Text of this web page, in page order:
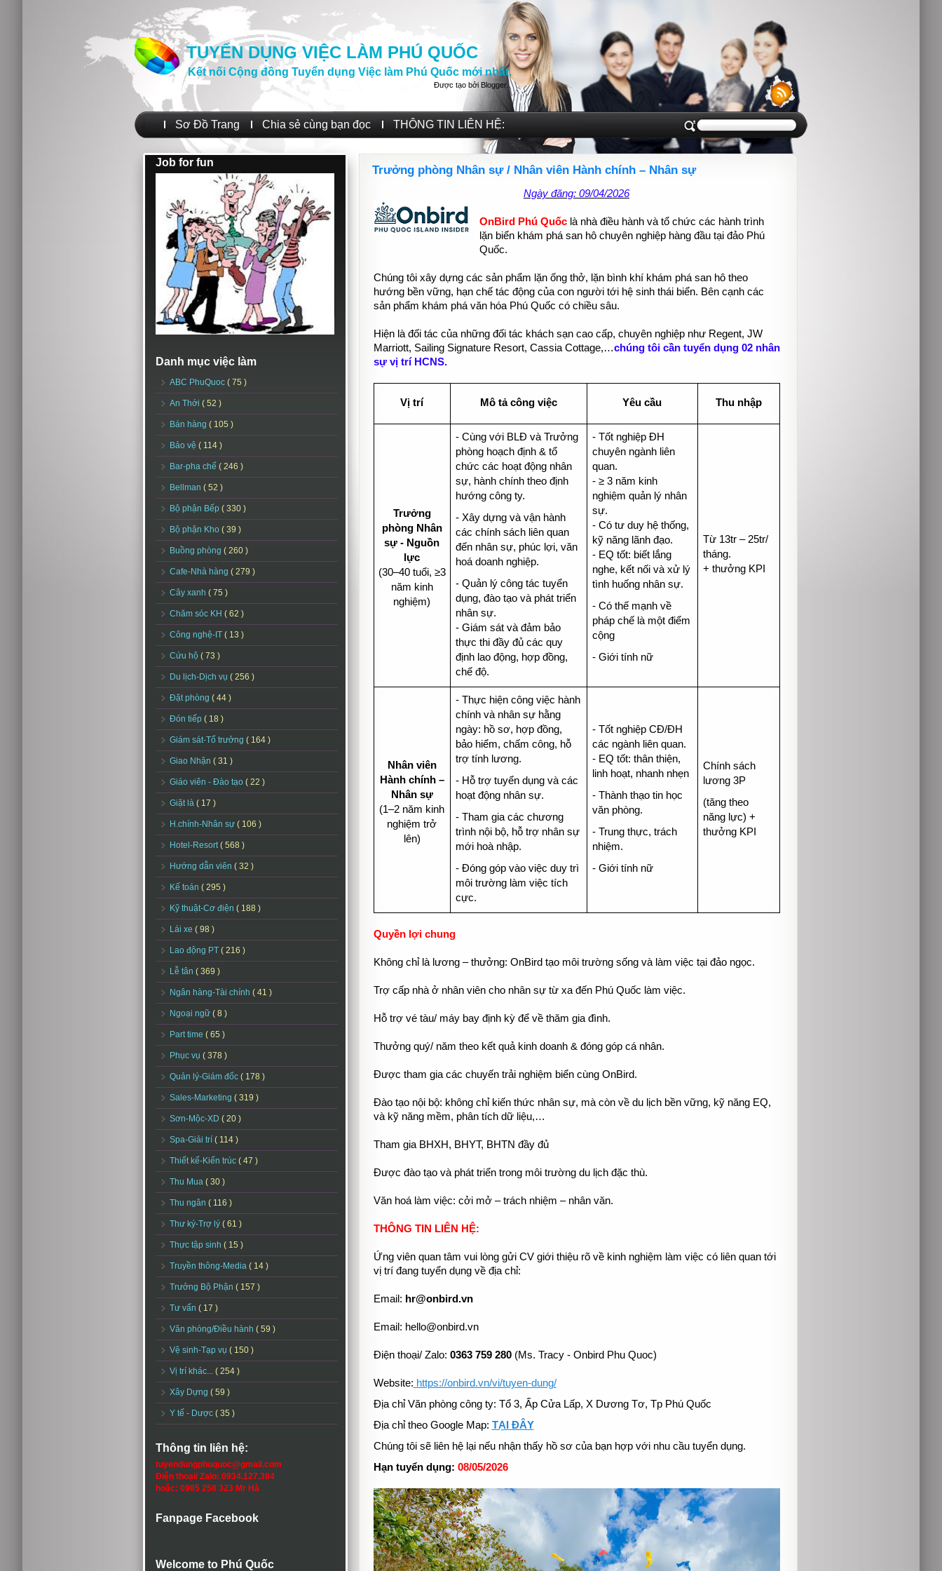
TUYỂN DỤNG VIỆC LÀM PHÚ QUỐC
Kết nối Cộng đồng Tuyển dụng Việc làm Phú Quốc mới nhất.
Được tạo bởi Blogger.
Sơ Đồ Trang Chia sẻ cùng bạn đọc THÔNG TIN LIÊN HỆ:
Job for fun
Danh mục việc làm
ABC PhuQuoc ( 75 )
An Thới ( 52 )
Bán hàng ( 105 )
Bảo vệ ( 114 )
Bar-pha chế ( 246 )
Bellman ( 52 )
Bộ phận Bếp ( 330 )
Bộ phận Kho ( 39 )
Buồng phòng ( 260 )
Cafe-Nhà hàng ( 279 )
Cây xanh ( 75 )
Chăm sóc KH ( 62 )
Công nghệ-IT ( 13 )
Cứu hộ ( 73 )
Du lịch-Dịch vụ ( 256 )
Đặt phòng ( 44 )
Đón tiếp ( 18 )
Giám sát-Tổ trưởng ( 164 )
Giao Nhận ( 31 )
Giáo viên - Đào tạo ( 22 )
Giặt là ( 17 )
H.chính-Nhân sự ( 106 )
Hotel-Resort( 568 )
Hướng dẫn viên ( 32 )
Kế toán ( 295 )
Kỹ thuật-Cơ điện ( 188 )
Lái xe ( 98 )
Lao động PT ( 216 )
Lễ tân ( 369 )
Ngân hàng-Tài chính ( 41 )
Ngoại ngữ ( 8 )
Part time ( 65 )
Phục vụ ( 378 )
Quản lý-Giám đốc ( 178 )
Sales-Marketing ( 319 )
Sơn-Mộc-XD ( 20 )
Spa-Giải trí ( 114 )
Thiết kế-Kiến trúc ( 47 )
Thu Mua ( 30 )
Thu ngân ( 116 )
Thư ký-Trợ lý ( 61 )
Thực tập sinh ( 15 )
Truyền thông-Media ( 14 )
Trưởng Bộ Phận ( 157 )
Tư vấn ( 17 )
Văn phòng/Điều hành ( 59 )
Vệ sinh-Tạp vụ ( 150 )
Vị trí khác... ( 254 )
Xây Dựng ( 59 )
Y tế - Dược ( 35 )
Thông tin liên hệ:
tuyendungphuquoc@gmail.com
Điện thoại/ Zalo: 0934.127.384
hoặc: 0985 258 323 Mr Hà
Fanpage Facebook
Welcome to Phú Quốc
Trưởng phòng Nhân sự / Nhân viên Hành chính – Nhân sự
Ngày đăng: 09/04/2026
OnBird Phú Quốc là nhà điều hành và tổ chức các hành trình
lặn biển khám phá san hô chuyên nghiệp hàng đầu tại đảo Phú
Quốc.
Chúng tôi xây dựng các sản phẩm lặn ống thở, lặn bình khí khám phá san hô theo
hướng bền vững, hạn chế tác động của con người tới hệ sinh thái biển. Bên cạnh các
sản phẩm khám phá văn hóa Phú Quốc có chiều sâu.
Hiện là đối tác của những đối tác khách sạn cao cấp, chuyên nghiệp như Regent, JW
Marriott, Sailing Signature Resort, Cassia Cottage,…chúng tôi cần tuyển dụng 02 nhân
sự vị trí HCNS.
Vị trí Mô tả công việc Yêu cầu Thu nhập
Trưởng
phòng Nhân
sự - Nguồn
lực
(30–40 tuổi, ≥3
năm kinh
nghiệm)
- Cùng với BLĐ và Trưởng
phòng hoạch định & tổ
chức các hoạt động nhân
sự, hành chính theo định
hướng công ty.
- Xây dựng và vận hành
các chính sách liên quan
đến nhân sự, phúc lợi, văn
hoá doanh nghiệp.
- Quản lý công tác tuyển
dụng, đào tạo và phát triển
nhân sự.
- Giám sát và đảm bảo
thực thi đầy đủ các quy
định lao động, hợp đồng,
chế độ.
- Tốt nghiệp ĐH
chuyên ngành liên
quan.
- ≥ 3 năm kinh
nghiệm quản lý nhân
sự.
- Có tư duy hệ thống,
kỹ năng lãnh đạo.
- EQ tốt: biết lắng
nghe, kết nối và xử lý
tình huống nhân sự.
- Có thế mạnh về
pháp chế là một điểm
cộng
- Giới tính nữ
Từ 13tr – 25tr/
tháng.
+ thưởng KPI
Nhân viên
Hành chính –
Nhân sự
(1–2 năm kinh
nghiệm trở
lên)
- Thực hiện công việc hành
chính và nhân sự hằng
ngày: hồ sơ, hợp đồng,
bảo hiểm, chấm công, hỗ
trợ tính lương.
- Hỗ trợ tuyển dụng và các
hoạt động nhân sự.
- Tham gia các chương
trình nội bộ, hỗ trợ nhân sự
mới hoà nhập.
- Đóng góp vào việc duy trì
môi trường làm việc tích
cực.
- Tốt nghiệp CĐ/ĐH
các ngành liên quan.
- EQ tốt: thân thiện,
linh hoạt, nhanh nhẹn
- Thành thạo tin học
văn phòng.
- Trung thực, trách
nhiệm.
- Giới tính nữ
Chính sách
lương 3P
(tăng theo
năng lực) +
thưởng KPI
Quyền lợi chung
Không chỉ là lương – thưởng: OnBird tạo môi trường sống và làm việc tại đảo ngọc.
Trợ cấp nhà ở nhân viên cho nhân sự từ xa đến Phú Quốc làm việc.
Hỗ trợ vé tàu/ máy bay định kỳ để về thăm gia đình.
Thưởng quý/ năm theo kết quả kinh doanh & đóng góp cá nhân.
Được tham gia các chuyến trải nghiệm biển cùng OnBird.
Đào tạo nội bộ: không chỉ kiến thức nhân sự, mà còn về du lịch bền vững, kỹ năng EQ,
và kỹ năng mềm, phân tích dữ liệu,…
Tham gia BHXH, BHYT, BHTN đầy đủ
Được đào tạo và phát triển trong môi trường du lịch đặc thù.
Văn hoá làm việc: cởi mở – trách nhiệm – nhân văn.
THÔNG TIN LIÊN HỆ:
Ứng viên quan tâm vui lòng gửi CV giới thiệu rõ về kinh nghiệm làm việc có liên quan tới
vị trí đang tuyển dụng về địa chỉ:
Email: hr@onbird.vn
Email: hello@onbird.vn
Điện thoại/ Zalo: 0363 759 280(Ms. Tracy - Onbird Phu Quoc)
Website: https://onbird.vn/vi/tuyen-dung/
Địa chỉ Văn phòng công ty: Tổ 3, Ấp Cửa Lấp, X Dương Tơ, Tp Phú Quốc
Địa chỉ theo Google Map: TẠI ĐÂY
Chúng tôi sẽ liên hệ lại nếu nhận thấy hồ sơ của bạn hợp với nhu cầu tuyển dụng.
Hạn tuyển dụng: 08/05/2026